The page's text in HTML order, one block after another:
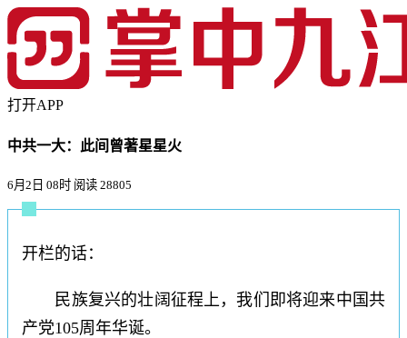
打开APP
中共一大：此间曾著星星火
6月2日 08时 阅读 28805
开栏的话：
民族复兴的壮阔征程上，我们即将迎来中国共
产党105周年华诞。